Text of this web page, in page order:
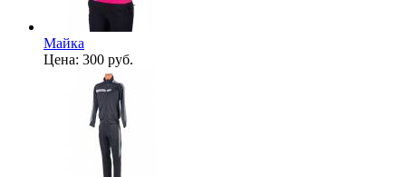
Майка
Цена: 300 руб.